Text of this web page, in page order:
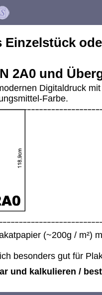
Einzelstück
2A0 und
Digitaldruck
Farbe.
(~200g / m²)
besonders gut für
und kalkulieren /